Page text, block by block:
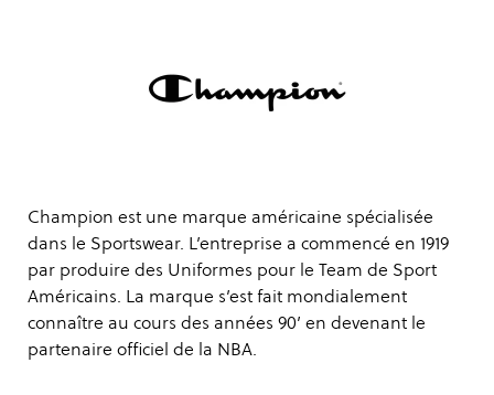
Champion est une marque américaine spécialisée
dans le Sportswear. L’entreprise a commencé en 1919
par produire des Uniformes pour le Team de Sport
Américains. La marque s’est fait mondialement
connaître au cours des années 90’ en devenant le
partenaire officiel de la NBA.